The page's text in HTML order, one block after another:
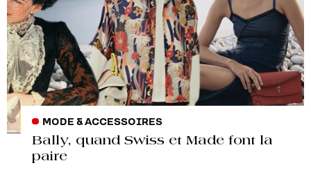
MODE & ACCESSOIRES
Bally, quand Swiss et Made font la
paire